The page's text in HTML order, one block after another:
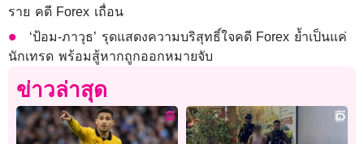
ราย คดี Forex เถื่อน
‘ป้อม-ภาวุธ’ รุดแสดงความบริสุทธิ์ใจคดี Forex ย้ำเป็นแค่
นักเทรด พร้อมสู้หากถูกออกหมายจับ
ข่าวล่าสุด